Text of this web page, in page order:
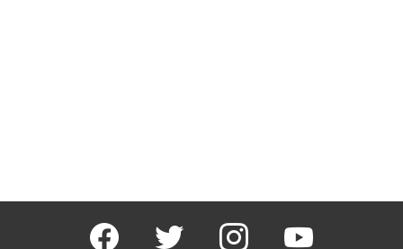
facebook twitter instagram youtube